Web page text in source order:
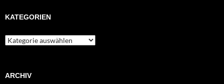
KATEGORIEN
Kategorien
ARCHIV